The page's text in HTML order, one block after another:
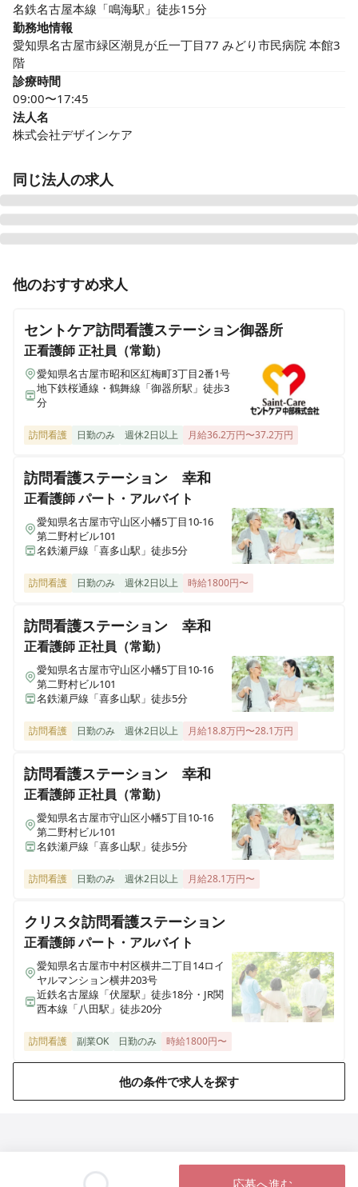
名鉄名古屋本線「鳴海駅」徒歩15分
勤務地情報
愛知県名古屋市緑区潮見が丘一丁目77 みどり市民病院 本館3
階
診療時間
09:00〜17:45
法人名
株式会社デザインケア
同じ法人の求人
愛知県名古屋市北区黒川本通四丁目35-2インターシティー黒川701号
みんなのかかりつけ訪問看護ステーション昭和
愛知県名古屋市昭和区東畑町一丁目28 ワイズ東畑301号室
みんなのかかりつけ訪問看護ステーション東京
東京都中央区築地七丁目12-13グランドメゾン築地 101
みんなのかかりつけ訪問看護ステーション箕面
大阪府箕面市西宿三丁目16-1 西宿ファミリーハイツ403号室
みんなのかかりつけ訪問看護ステーション高畑
愛知県名古屋市中川区高畑一丁目241 ケイツーホソノ801号室
みんなのかかりつけ訪問看護ステーション千種
愛知県名古屋市千種区内山三丁目12-18 ラピス・ラズリ403号室
みんなのかかりつけ訪問看護ステーション緑地公園
大阪府吹田市春日一丁目4-1 緑地マンション402号室
愛知県名古屋市西区八筋町260 イタリアン第三平松ビル403号
みんなのかかりつけ訪問看護ステーション藤が丘
愛知県名古屋市名東区宝が丘29 第二信栄ハイツ1A号室
みんなのかかりつけ訪問看護ステーション名古屋
愛知県名古屋市中区正木四丁目2-30 第3フクマルビル9B
みんなのかかりつけ訪問看護ステーション神戸
兵庫県神戸市兵庫区浜崎通5-24 エスペラール神戸 0503号室
みんなのかかりつけ訪問看護ステーション有松
愛知県豊明市二村台一丁目30-28 Regulus ul号室
みんなのかかりつけ訪問看護ステーション瑞穂
他のおすすめ求人
セントケア訪問看護ステーション御器所
正看護師正社員（常勤）
愛知県名古屋市昭和区紅梅町3丁目2番1号
地下鉄桜通線・鶴舞線「御器所駅」徒歩3
分
訪問看護 日勤のみ 週休2日以上 月給36.2万円〜37.2万円
訪問看護ステーション 幸和
正看護師パート・アルバイト
愛知県名古屋市守山区小幡5丁目10-16
第二野村ビル101
名鉄瀬戸線「喜多山駅」徒歩5分
訪問看護 日勤のみ 週休2日以上 時給1800円〜
訪問看護ステーション 幸和
正看護師正社員（常勤）
愛知県名古屋市守山区小幡5丁目10-16
第二野村ビル101
名鉄瀬戸線「喜多山駅」徒歩5分
訪問看護 日勤のみ 週休2日以上 月給18.8万円〜28.1万円
訪問看護ステーション 幸和
正看護師正社員（常勤）
愛知県名古屋市守山区小幡5丁目10-16
第二野村ビル101
名鉄瀬戸線「喜多山駅」徒歩5分
訪問看護 日勤のみ 週休2日以上 月給28.1万円〜
クリスタ訪問看護ステーション
正看護師パート・アルバイト
愛知県名古屋市中村区横井二丁目14ロイ
ヤルマンション横井203号
近鉄名古屋線「伏屋駅」徒歩18分・JR関
西本線「八田駅」徒歩20分
訪問看護 副業OK 日勤のみ 時給1800円〜
他の条件で求人を探す
応募へ進む